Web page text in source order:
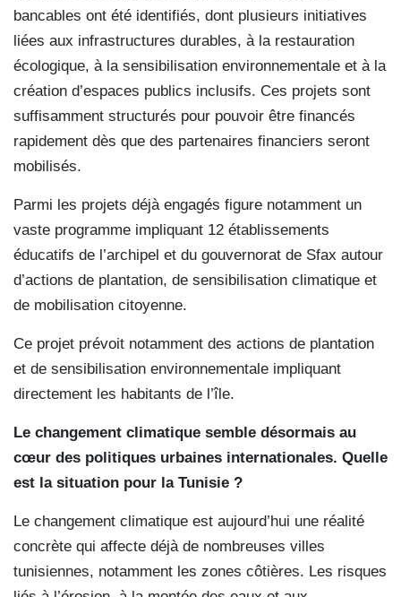
bancables ont été identifiés, dont plusieurs initiatives
liées aux infrastructures durables, à la restauration
écologique, à la sensibilisation environnementale et à la
création d’espaces publics inclusifs. Ces projets sont
suffisamment structurés pour pouvoir être financés
rapidement dès que des partenaires financiers seront
mobilisés.
Parmi les projets déjà engagés figure notamment un
vaste programme impliquant 12 établissements
éducatifs de l’archipel et du gouvernorat de Sfax autour
d’actions de plantation, de sensibilisation climatique et
de mobilisation citoyenne.
Ce projet prévoit notamment des actions de plantation
et de sensibilisation environnementale impliquant
directement les habitants de l’île.
Le changement climatique semble désormais au
cœur des politiques urbaines internationales. Quelle
est la situation pour la Tunisie ?
Le changement climatique est aujourd’hui une réalité
concrète qui affecte déjà de nombreuses villes
tunisiennes, notamment les zones côtières. Les risques